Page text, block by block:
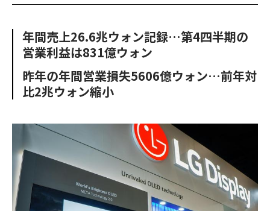
c
b
o
o
k
i
e
r
o
o
u
o
n
年間売上26.6兆ウォン記録…第4四半期の
営業利益は831億ウォン
昨年の年間営業損失5606億ウォン…前年対
比2兆ウォン縮小